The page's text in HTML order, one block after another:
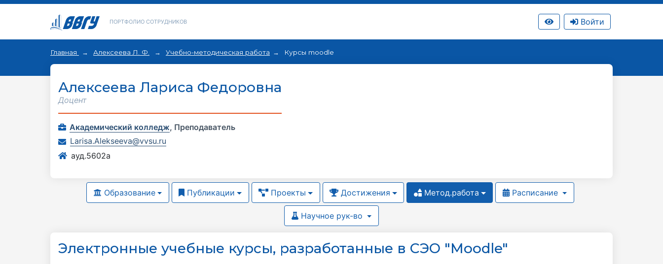
ПОРТФОЛИО СОТРУДНИКОВ Войти
Главная Алексеева Л. Ф. Учебно-методическая работа Курсы moodle
Алексеева Лариса Федоровна
доцент
Академический колледж, Преподаватель
Larisa.Alekseeva@vvsu.ru
ауд.5602а
Образование Публикации Проекты Достижения Метод.работа Расписание
Научное рук-во
Электронные учебные курсы, разработанные в СЭО "Moodle"